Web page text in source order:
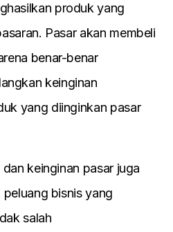
produk yang
Pasar akan membeli
benar-benar
keinginan
yang diinginkan pasar
keinginan pasar juga
bisnis yang
salah